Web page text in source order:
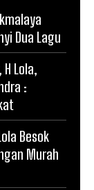
Dua Lagu
Lola,
:
Besok
Murah